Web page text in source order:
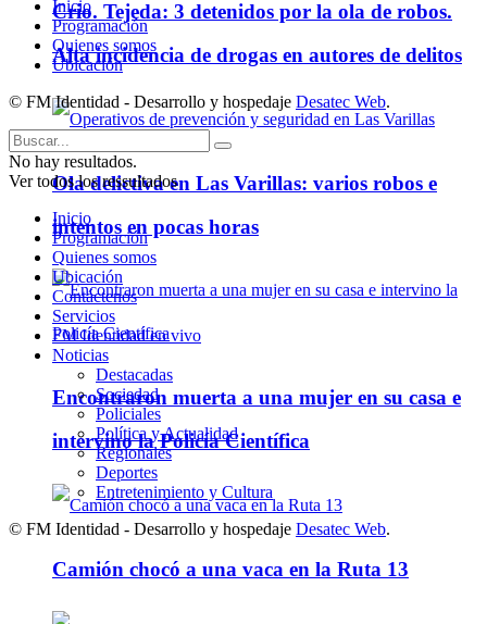
Crio. Tejeda: 3 detenidos por la ola de robos.
Alta incidencia de drogas en autores de delitos
Ola delictiva en Las Varillas: varios robos e
intentos en pocas horas
Encontraron muerta a una mujer en su casa e
intervino la Policía Científica
Camión chocó a una vaca en la Ruta 13
Inicio
Programación
Quienes somos
Ubicación
© FM Identidad - Desarrollo y hospedaje Desatec Web.
No hay resultados.
Ver todos los ressultados
Inicio
Programación
Quienes somos
Ubicación
Contáctenos
Servicios
FM Identidad en vivo
Noticias
Destacadas
Sociedad
Policiales
Política y Actualidad
Regionales
Deportes
Entretenimiento y Cultura
© FM Identidad - Desarrollo y hospedaje Desatec Web.